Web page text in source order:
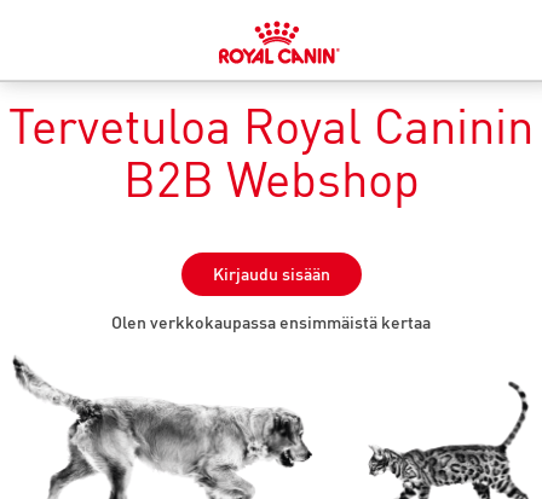
Tervetuloa Royal Caninin
B2B Webshop
Kirjaudu sisään
Olen verkkokaupassa ensimmäistä kertaa